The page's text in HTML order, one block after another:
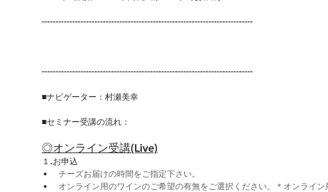
----------------------------------------------------------------------------
----------------------------------------------------------------------------
■ナビゲーター：村瀬美幸
■セミナー受講の流れ：​
◎オンライン受講(Live)
１.お申込
チーズお届けの時間をご指定下さい。
オンライン用のワインのご希望の有無をご選択ください。＊オンライ